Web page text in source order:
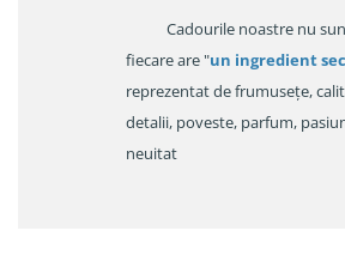
Cadourile noastre nu
fiecare are "un ingredient
reprezentat de frumusețe,
detalii, poveste, parfum,
neuitat